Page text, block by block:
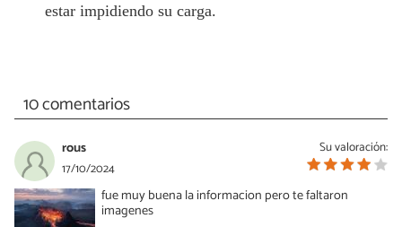
estar impidiendo su carga.
10 comentarios
Su valoración:
rous
17/10/2024
fue muy buena la informacion pero te faltaron
imagenes